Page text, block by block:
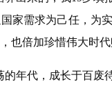
家需求为己任，为
也倍加珍惜伟大时
的年代，成长于百